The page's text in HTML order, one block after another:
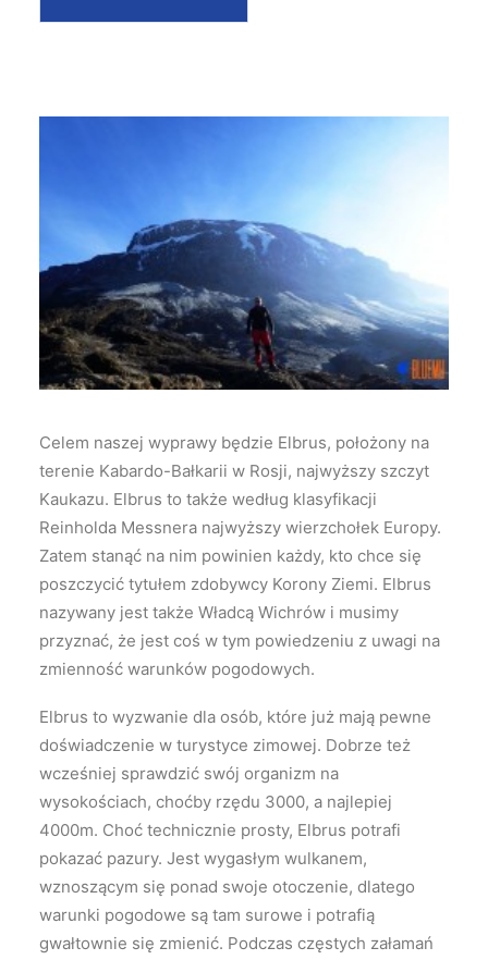
Celem naszej wyprawy będzie Elbrus, położony na
terenie Kabardo-Bałkarii w Rosji, najwyższy szczyt
Kaukazu. Elbrus to także według klasyfikacji
Reinholda Messnera najwyższy wierzchołek Europy.
Zatem stanąć na nim powinien każdy, kto chce się
poszczycić tytułem zdobywcy Korony Ziemi. Elbrus
nazywany jest także Władcą Wichrów i musimy
przyznać, że jest coś w tym powiedzeniu z uwagi na
zmienność warunków pogodowych.
Elbrus to wyzwanie dla osób, które już mają pewne
doświadczenie w turystyce zimowej. Dobrze też
wcześniej sprawdzić swój organizm na
wysokościach, choćby rzędu 3000, a najlepiej
4000m. Choć technicznie prosty, Elbrus potrafi
pokazać pazury. Jest wygasłym wulkanem,
wznoszącym się ponad swoje otoczenie, dlatego
warunki pogodowe są tam surowe i potrafią
gwałtownie się zmienić. Podczas częstych załamań